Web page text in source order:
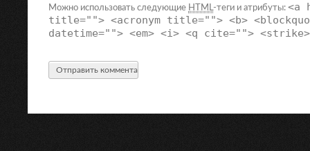
Можно использовать следующие HTML-теги и атрибуты: <a
title=""> <acronym title=""> <b>
datetime=""> <em> <i> <q cite="">